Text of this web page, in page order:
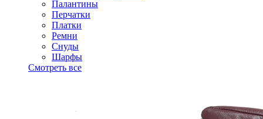
Палантины
Перчатки
Платки
Ремни
Снуды
Шарфы
Смотреть все